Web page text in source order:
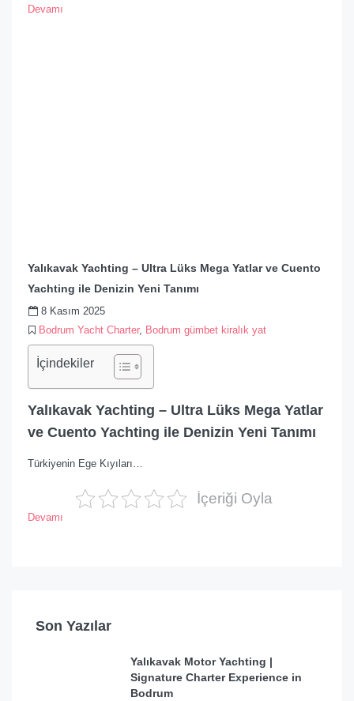
Devamı
Yalıkavak Yachting – Ultra Lüks Mega Yatlar ve Cuento
Yachting ile Denizin Yeni Tanımı
8 Kasım 2025
Bodrum Yacht Charter, Bodrum gümbet kiralık yat
İçindekiler
Yalıkavak Yachting – Ultra Lüks Mega Yatlar
ve Cuento Yachting ile Denizin Yeni Tanımı
Türkiyenin Ege Kıyıları…
İçeriği Oyla
Devamı
Son Yazılar
Yalıkavak Motor Yachting |
Signature Charter Experience in
Bodrum